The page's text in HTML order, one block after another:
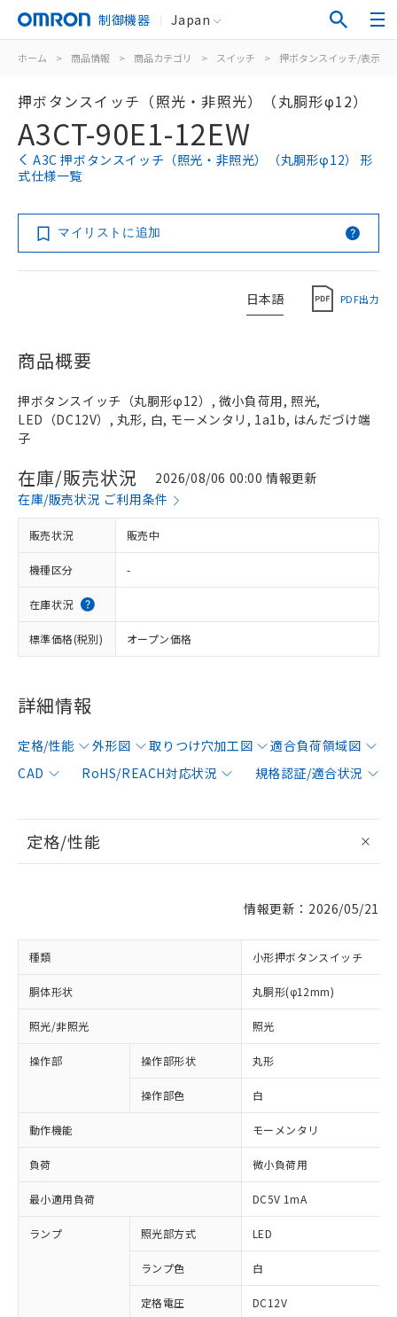
制御機器 Japan
ホーム > 商品情報 > 商品カテゴリ > スイッチ > 押ボタンスイッチ/表示灯
押ボタンスイッチ（照光・非照光）（丸胴形φ12）
A3CT-90E1-12EW
A3C 押ボタンスイッチ（照光・非照光）（丸胴形φ12） 形
式仕様一覧
マイリストに追加
日本語 PDF出力
商品概要
押ボタンスイッチ（丸胴形φ12）, 微小負荷用, 照光,
LED（DC12V）, 丸形, 白, モーメンタリ, 1a1b, はんだづけ端
子
在庫/販売状況
2026/08/06 00:00 情報更新
在庫/販売状況 ご利用条件
販売状況 販売中
機種区分 -
在庫状況
標準価格(税別) オープン価格
詳細情報
定格/性能 外形図 取りつけ穴加工図
適合負荷領域図
CAD
RoHS/REACH対応状況 規格認証/適合状況
定格/性能
情報更新：2026/05/21
種類 小形押ボタンスイッチ
胴体形状 丸胴形(φ12mm)
照光/非照光 照光
操作部 操作部形状 丸形
操作部色 白
動作機能 モーメンタリ
負荷 微小負荷用
最小適用負荷 DC5V 1mA
ランプ 照光部方式 LED
ランプ色 白
定格電圧 DC12V